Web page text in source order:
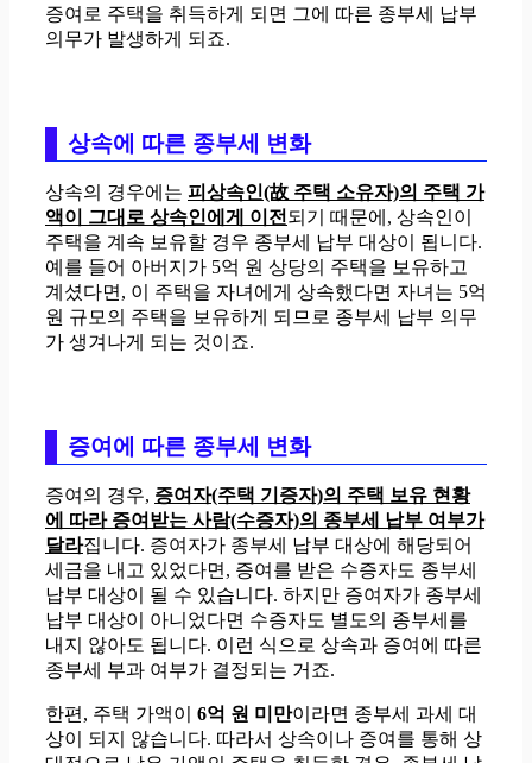
증여로 주택을 취득하게 되면 그에 따른 종부세 납부
의무가 발생하게 되죠.
상속에 따른 종부세 변화
상속의 경우에는 피상속인(故 주택 소유자)의 주택 가
액이 그대로 상속인에게 이전 되기 때문에, 상속인이
주택을 계속 보유할 경우 종부세 납부 대상이 됩니다.
예를 들어 아버지가 5억 원 상당의 주택을 보유하고
계셨다면, 이 주택을 자녀에게 상속했다면 자녀는 5억
원 규모의 주택을 보유하게 되므로 종부세 납부 의무
가 생겨나게 되는 것이죠.
증여에 따른 종부세 변화
증여의 경우, 증여자(주택 기증자)의 주택 보유 현황
에 따라 증여받는 사람(수증자)의 종부세 납부 여부가
달라집니다. 증여자가 종부세 납부 대상에 해당되어
세금을 내고 있었다면, 증여를 받은 수증자도 종부세
납부 대상이 될 수 있습니다. 하지만 증여자가 종부세
납부 대상이 아니었다면 수증자도 별도의 종부세를
내지 않아도 됩니다. 이런 식으로 상속과 증여에 따른
종부세 부과 여부가 결정되는 거죠.
한편, 주택 가액이 6억 원 미만이라면 종부세 과세 대
상이 되지 않습니다. 따라서 상속이나 증여를 통해 상